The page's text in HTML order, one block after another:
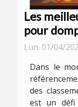
Les
pour
Lun. 01/04/
Dans le
des
est un défi